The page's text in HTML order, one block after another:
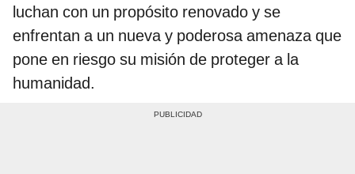
luchan con un propósito renovado y se
enfrentan a un nueva y poderosa amenaza que
pone en riesgo su misión de proteger a la
humanidad.